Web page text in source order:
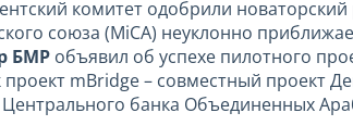
комитет одобрили
союза (MiCA) неуклонно
БМР объявил об успехе пилотного
mBridge – совместный проект
банка Объединенных